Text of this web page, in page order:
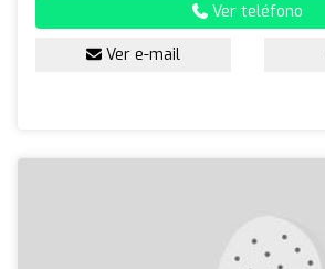
Ver teléfono
Ver e-mail